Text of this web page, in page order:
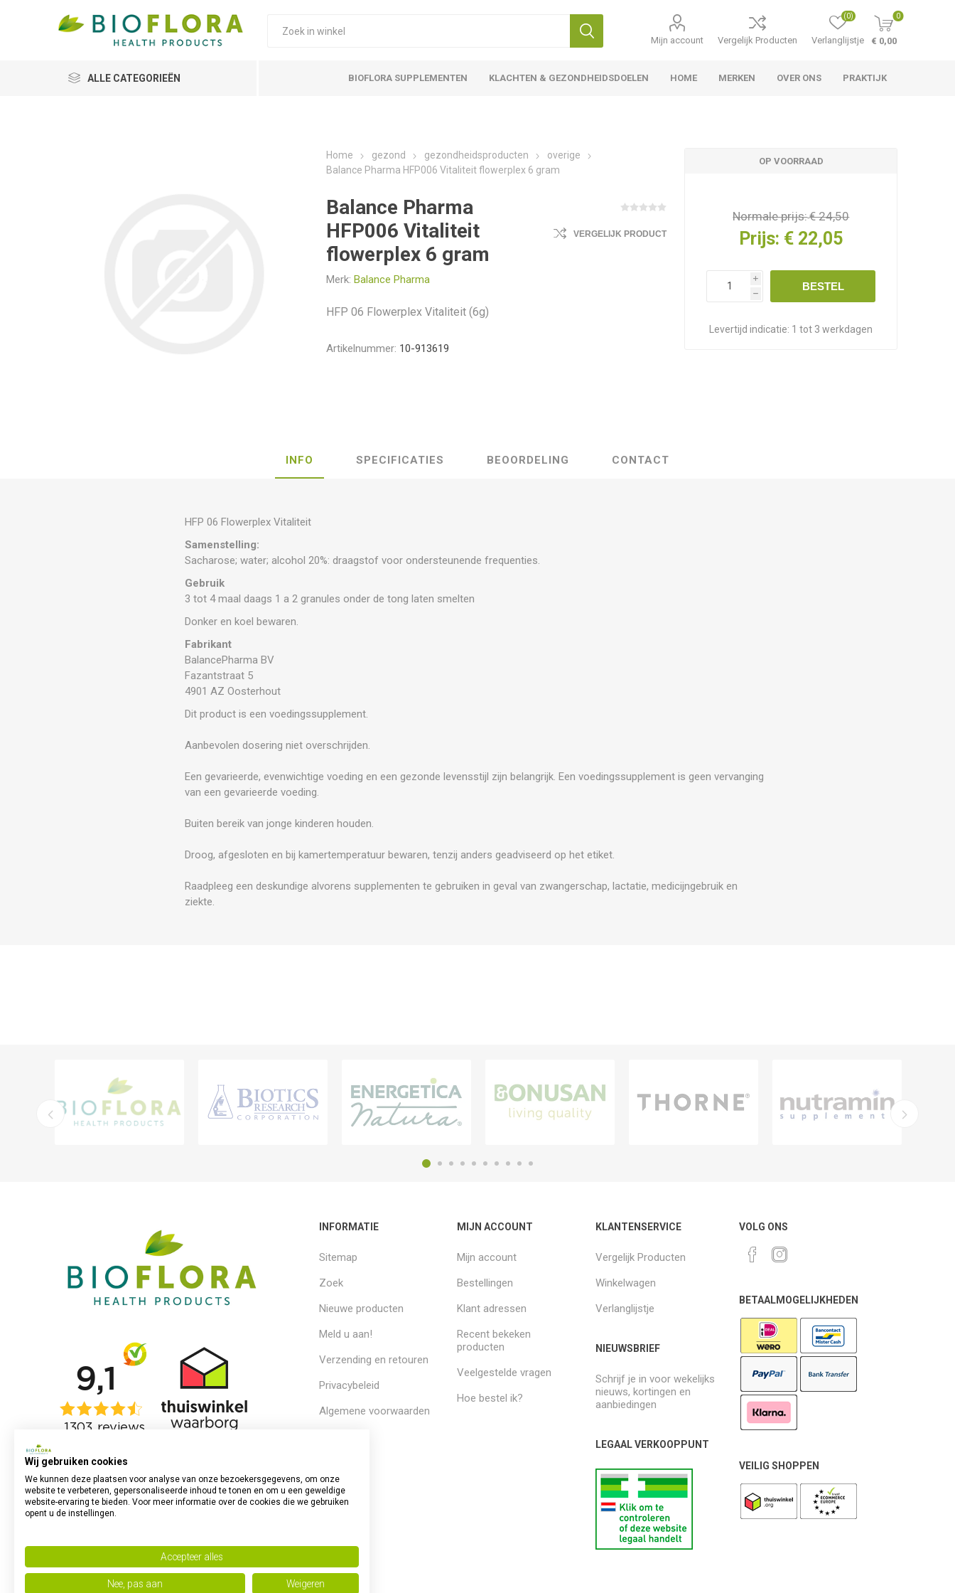
Mijn account Vergelijk Producten Verlanglijstje
(0) 0
€ 0,00
ALLE CATEGORIEËN BIOFLORA SUPPLEMENTEN KLACHTEN & GEZONDHEIDSDOELEN HOME MERKEN OVER ONS PRAKTIJK
Home gezond gezondheidsproducten
overige
Balance Pharma HFP006 Vitaliteit flowerplex 6 gram
Balance Pharma
HFP006 Vitaliteit
flowerplex 6 gram
Merk: Balance Pharma
VERGELIJK PRODUCT
HFP 06 Flowerplex Vitaliteit (6g)
Artikelnummer: 10-913619
OP VOORRAAD
Normale prijs:€ 24,50
Prijs: € 22,05
i
h
BESTEL
Levertijd indicatie: 1 tot 3 werkdagen
INFO SPECIFICATIES BEOORDELING CONTACT
HFP 06 Flowerplex Vitaliteit
Samenstelling:
Sacharose; water; alcohol 20%: draagstof voor ondersteunende frequenties.
Gebruik
3 tot 4 maal daags 1 a 2 granules onder de tong laten smelten
Donker en koel bewaren.
Fabrikant
BalancePharma BV
Fazantstraat 5
4901 AZ Oosterhout
Dit product is een voedingssupplement.
Aanbevolen dosering niet overschrijden.
Een gevarieerde, evenwichtige voeding en een gezonde levensstijl zijn belangrijk. Een voedingssupplement is geen vervanging
van een gevarieerde voeding.
Buiten bereik van jonge kinderen houden.
Droog, afgesloten en bij kamertemperatuur bewaren, tenzij anders geadviseerd op het etiket.
Raadpleeg een deskundige alvorens supplementen te gebruiken in geval van zwangerschap, lactatie, medicijngebruik en
ziekte.
INFORMATIE
Sitemap
Zoek
Nieuwe producten
Meld u aan!
Verzending en retouren
Privacybeleid
Algemene voorwaarden
MIJN ACCOUNT
Mijn account
Bestellingen
Klant adressen
Recent bekeken
producten
Veelgestelde vragen
Hoe bestel ik?
KLANTENSERVICE
Vergelijk Producten
Winkelwagen
Verlanglijstje
NIEUWSBRIEF
Schrijf je in voor wekelijks
nieuws, kortingen en
aanbiedingen
LEGAAL VERKOOPPUNT
VOLG ONS
BETAALMOGELIJKHEDEN
VEILIG SHOPPEN
Wij gebruiken cookies
We kunnen deze plaatsen voor analyse van onze bezoekersgegevens, om onze
website te verbeteren, gepersonaliseerde inhoud te tonen en om u een geweldige
website-ervaring te bieden. Voor meer informatie over de cookies die we gebruiken
opent u de instellingen.
Accepteer alles
Nee, pas aan Weigeren